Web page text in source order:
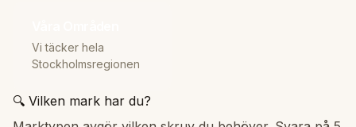
Vi täcker hela
Stockholmsregionen
🔍 Vilken mark har du?